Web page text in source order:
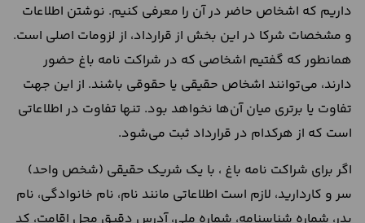
داریم که اشخاص حاضر در آن را معرفی کنیم. نوشتن اطلاعات
و مشخصات شرکا در این بخش از قرارداد، از لزومات اصلی است.
همانطور که گفتیم اشخاصی که در شراکت نامه باغ حضور
دارند، می‌توانند اشخاص حقیقی یا حقوقی باشند. از این جهت
تفاوت یا برتری میان آن‌ها نخواهد بود. تنها تفاوت در اطلاعاتی
است که از هرکدام در قرارداد ثبت می‌شود.
اگر برای شراکت نامه باغ ، با یک شریک حقیقی (شخص واحد)
سر و کاردارید، لازم است اطلاعاتی مانند نام، نام خانوادگی، نام